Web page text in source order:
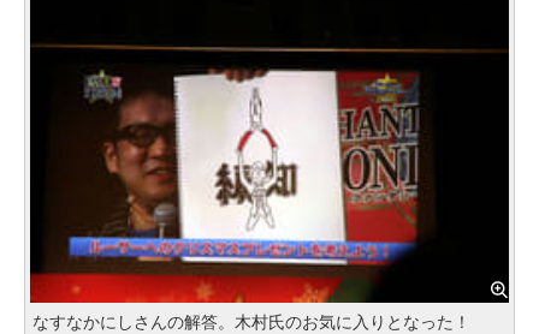
なすなかにしさんの解答。木村氏のお気に入りとなった！